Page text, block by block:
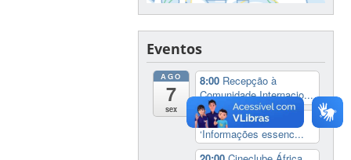
Eventos
AGO
7
sex
8:00 Recepção à
Comunidade Internacio...
10:00 Webpalestra:
‘Informações essenc...